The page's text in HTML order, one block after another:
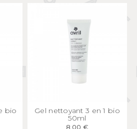
bio
APERÇU RAPIDE
Gel nettoyant 3 en 1 bio
50ml
8,00 €